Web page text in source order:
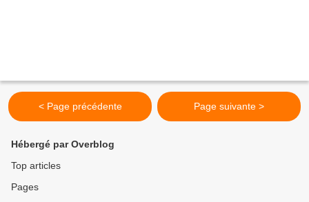
< Page précédente Page suivante >
Hébergé par Overblog
Top articles
Pages